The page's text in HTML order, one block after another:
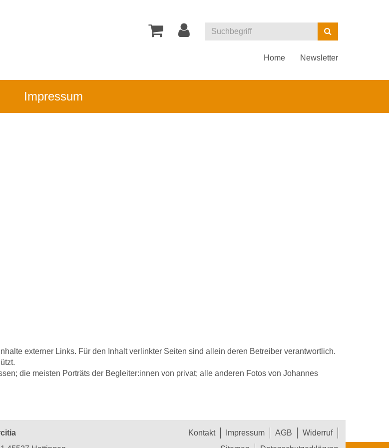
Kurse
Suchen
Home Newsletter
Impressum
externer Links. Für den Inhalt verlinkter Seiten sind allein deren Betreiber verantwortlich.
die meisten Porträts der Begleiter:innen von privat; alle anderen Fotos von Johannes
Kontakt Impressum AGB
Widerruf